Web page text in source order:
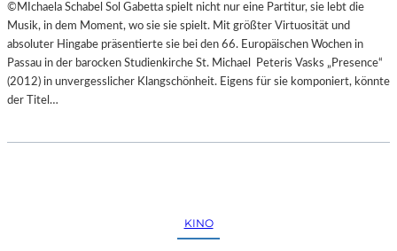
©MIchaela Schabel Sol Gabetta spielt nicht nur eine Partitur, sie lebt die
Musik, in dem Moment, wo sie sie spielt. Mit größter Virtuosität und
absoluter Hingabe präsentierte sie bei den 66. Europäischen Wochen in
Passau in der barocken Studienkirche St. Michael Peteris Vasks „Presence“
(2012) in unvergesslicher Klangschönheit. Eigens für sie komponiert, könnte
der Titel…
KINO